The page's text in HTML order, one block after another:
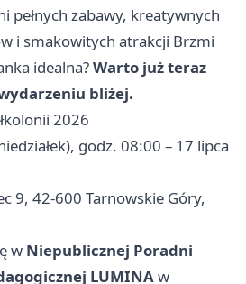
pełnych zabawy, kreatywnych
i smakowitych atrakcji Brzmi
idealna?Warto już teraz
bliżej.
2026
godz. 08:00 – 17 lipca
9, 42-600 Tarnowskie Góry,
w Niepublicznej Poradni
LUMINAw